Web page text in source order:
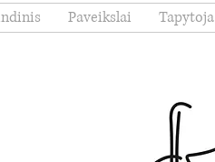
Paveikslai Tapytoja